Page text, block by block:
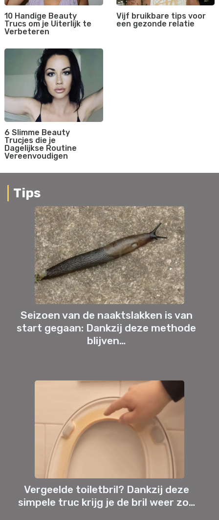
10 Handige Beauty
Trucs om je Uiterlijk te
Verbeteren
Vijf bruikbare tips voor
een gezonde relatie
6 Slimme Beauty
Trucjes die je
Dagelijkse Routine
Vereenvoudigen
Tips
Seizoen van de naaktslakken is van
start gegaan: Dankzij deze methode
blijven…
Vergeelde toiletbril? Dankzij deze
simpele truc krijg je de bril weer zo…